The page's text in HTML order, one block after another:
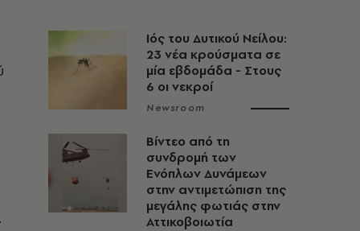
Ιός του Δυτικού Νείλου:
23 νέα κρούσματα σε
μία εβδομάδα - Στους
6 οι νεκροί
Newsroom
Βίντεο από τη
συνδρομή των
Ενόπλων Δυνάμεων
στην αντιμετώπιση της
μεγάλης φωτιάς στην
Αττικοβοιωτία